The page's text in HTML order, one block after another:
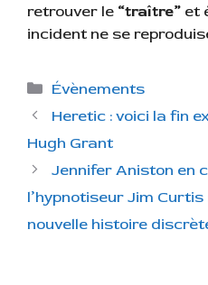
retrouver le “traître” et
incident ne se
C
a
é
g
o
r
Évènements
Heretic : voici la fin
Hugh Grant
Jennifer Aniston en
l’hypnotiseur Jim
nouvelle histoire